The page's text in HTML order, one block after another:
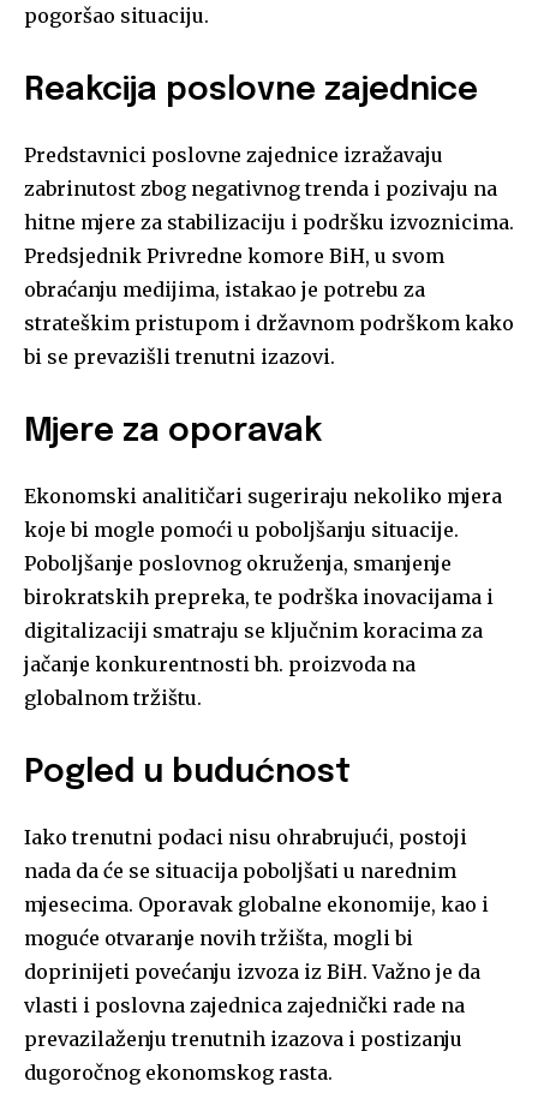
pogoršao situaciju.
Reakcija poslovne zajednice
Predstavnici poslovne zajednice izražavaju
zabrinutost zbog negativnog trenda i pozivaju na
hitne mjere za stabilizaciju i podršku izvoznicima.
Predsjednik Privredne komore BiH, u svom
obraćanju medijima, istakao je potrebu za
strateškim pristupom i državnom podrškom kako
bi se prevazišli trenutni izazovi.
Mjere za oporavak
Ekonomski analitičari sugeriraju nekoliko mjera
koje bi mogle pomoći u poboljšanju situacije.
Poboljšanje poslovnog okruženja, smanjenje
birokratskih prepreka, te podrška inovacijama i
digitalizaciji smatraju se ključnim koracima za
jačanje konkurentnosti bh. proizvoda na
globalnom tržištu.
Pogled u budućnost
Iako trenutni podaci nisu ohrabrujući, postoji
nada da će se situacija poboljšati u narednim
mjesecima. Oporavak globalne ekonomije, kao i
moguće otvaranje novih tržišta, mogli bi
doprinijeti povećanju izvoza iz BiH. Važno je da
vlasti i poslovna zajednica zajednički rade na
prevazilaženju trenutnih izazova i postizanju
dugoročnog ekonomskog rasta.